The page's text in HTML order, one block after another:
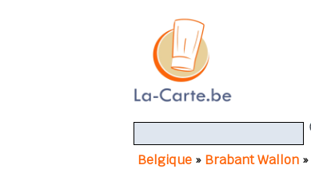
Belgique » Brabant Wallon »